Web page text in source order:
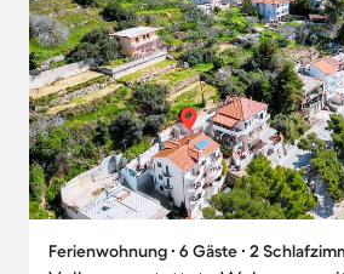
Ferienwohnung ∙ 6 Gäste ∙ 2